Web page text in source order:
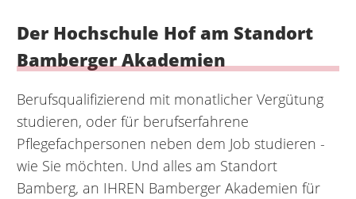
Der Hochschule Hof am Standort
Bamberger Akademien
Berufsqualifizierend mit monatlicher Vergütung
studieren, oder für berufserfahrene
Pflegefachpersonen neben dem Job studieren -
wie Sie möchten. Und alles am Standort
Bamberg, an IHREN Bamberger Akademien für